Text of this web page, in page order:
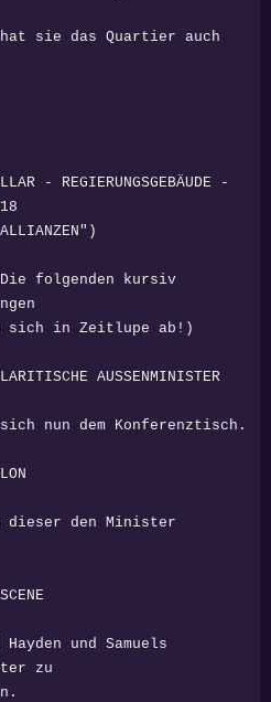
Quartier auch
-
kursiv
Zeitlupe ab!)
AUSSENMINISTER
Konferenztisch.
den Minister
und Samuels
zu